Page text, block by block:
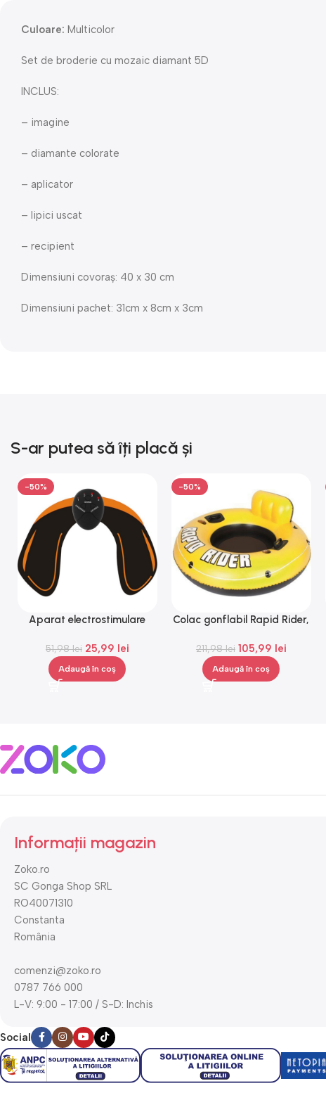
Culoare: Multicolor
Set de broderie cu mozaic diamant 5D
INCLUS:
– imagine
– diamante colorate
– aplicator
– lipici uscat
– recipient
Dimensiuni covoraș: 40 x 30 cm
Dimensiuni pachet: 31cm x 8cm x 3cm
S-ar putea să îți placă și
-50%
Aparat electrostimulare
nivele, negru, portocaliu,
Gonga®
51,98lei 25,99 lei
Adaugă în coș
-50%
Colac gonflabil Rapid Rider,
211,98lei 105,99 lei
Adaugă în coș
Informații magazin
Zoko.ro
SC Gonga Shop SRL
RO40071310
Constanta
România
comenzi@zoko.ro
0787 766 000
L-V: 9:00 - 17:00 / S-D: Inchis
Social